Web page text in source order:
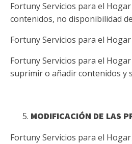
Fortuny Servicios para el
contenidos, no disponibilidad
Fortuny Servicios para el
Fortuny Servicios para el
suprimir o añadir contenidos y
MODIFICACIÓN DE LAS
Fortuny Servicios para el